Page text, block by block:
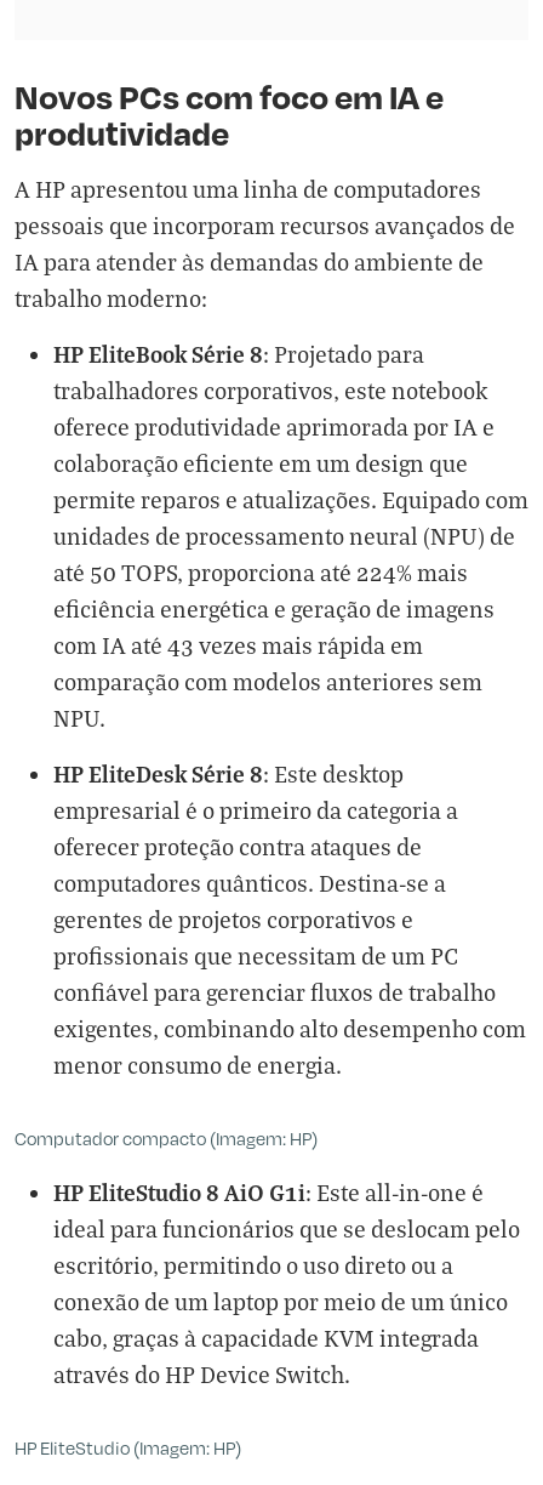
Novos PCs com foco em IA e
produtividade
A HP apresentou uma linha de computadores
pessoais que incorporam recursos avançados de
IA para atender às demandas do ambiente de
trabalho moderno:
HP EliteBook Série 8: Projetado para
trabalhadores corporativos, este notebook
oferece produtividade aprimorada por IA e
colaboração eficiente em um design que
permite reparos e atualizações. Equipado com
unidades de processamento neural (NPU) de
até 50 TOPS, proporciona até 224% mais
eficiência energética e geração de imagens
com IA até 43 vezes mais rápida em
comparação com modelos anteriores sem
NPU.
HP EliteDesk Série 8: Este desktop
empresarial é o primeiro da categoria a
oferecer proteção contra ataques de
computadores quânticos. Destina-se a
gerentes de projetos corporativos e
profissionais que necessitam de um PC
confiável para gerenciar fluxos de trabalho
exigentes, combinando alto desempenho com
menor consumo de energia.
Computador compacto (Imagem: HP)
HP EliteStudio 8 AiO G1i: Este all-in-one é
ideal para funcionários que se deslocam pelo
escritório, permitindo o uso direto ou a
conexão de um laptop por meio de um único
cabo, graças à capacidade KVM integrada
através do HP Device Switch.
HP EliteStudio (Imagem: HP)